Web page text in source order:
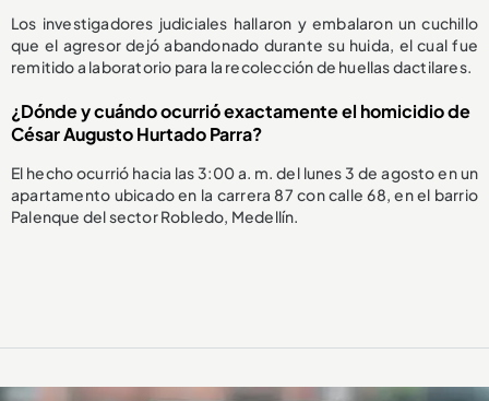
Los investigadores judiciales hallaron y embalaron un cuchillo
que el agresor dejó abandonado durante su huida, el cual fue
remitido a laboratorio para la recolección de huellas dactilares.
¿Dónde y cuándo ocurrió exactamente el homicidio de
César Augusto Hurtado Parra?
El hecho ocurrió hacia las 3:00 a. m. del lunes 3 de agosto en un
apartamento ubicado en la carrera 87 con calle 68, en el barrio
Palenque del sector Robledo, Medellín.